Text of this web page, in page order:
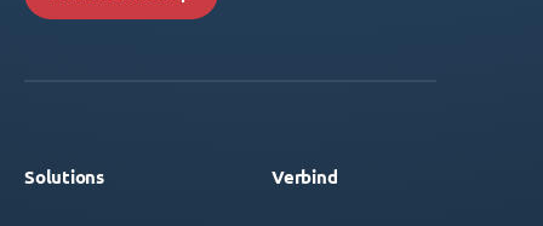
Solutions Verbind